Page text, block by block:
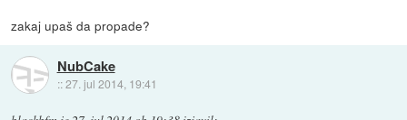
zakaj upaš da propade?
NubCake
::27. jul 2014, 19:41